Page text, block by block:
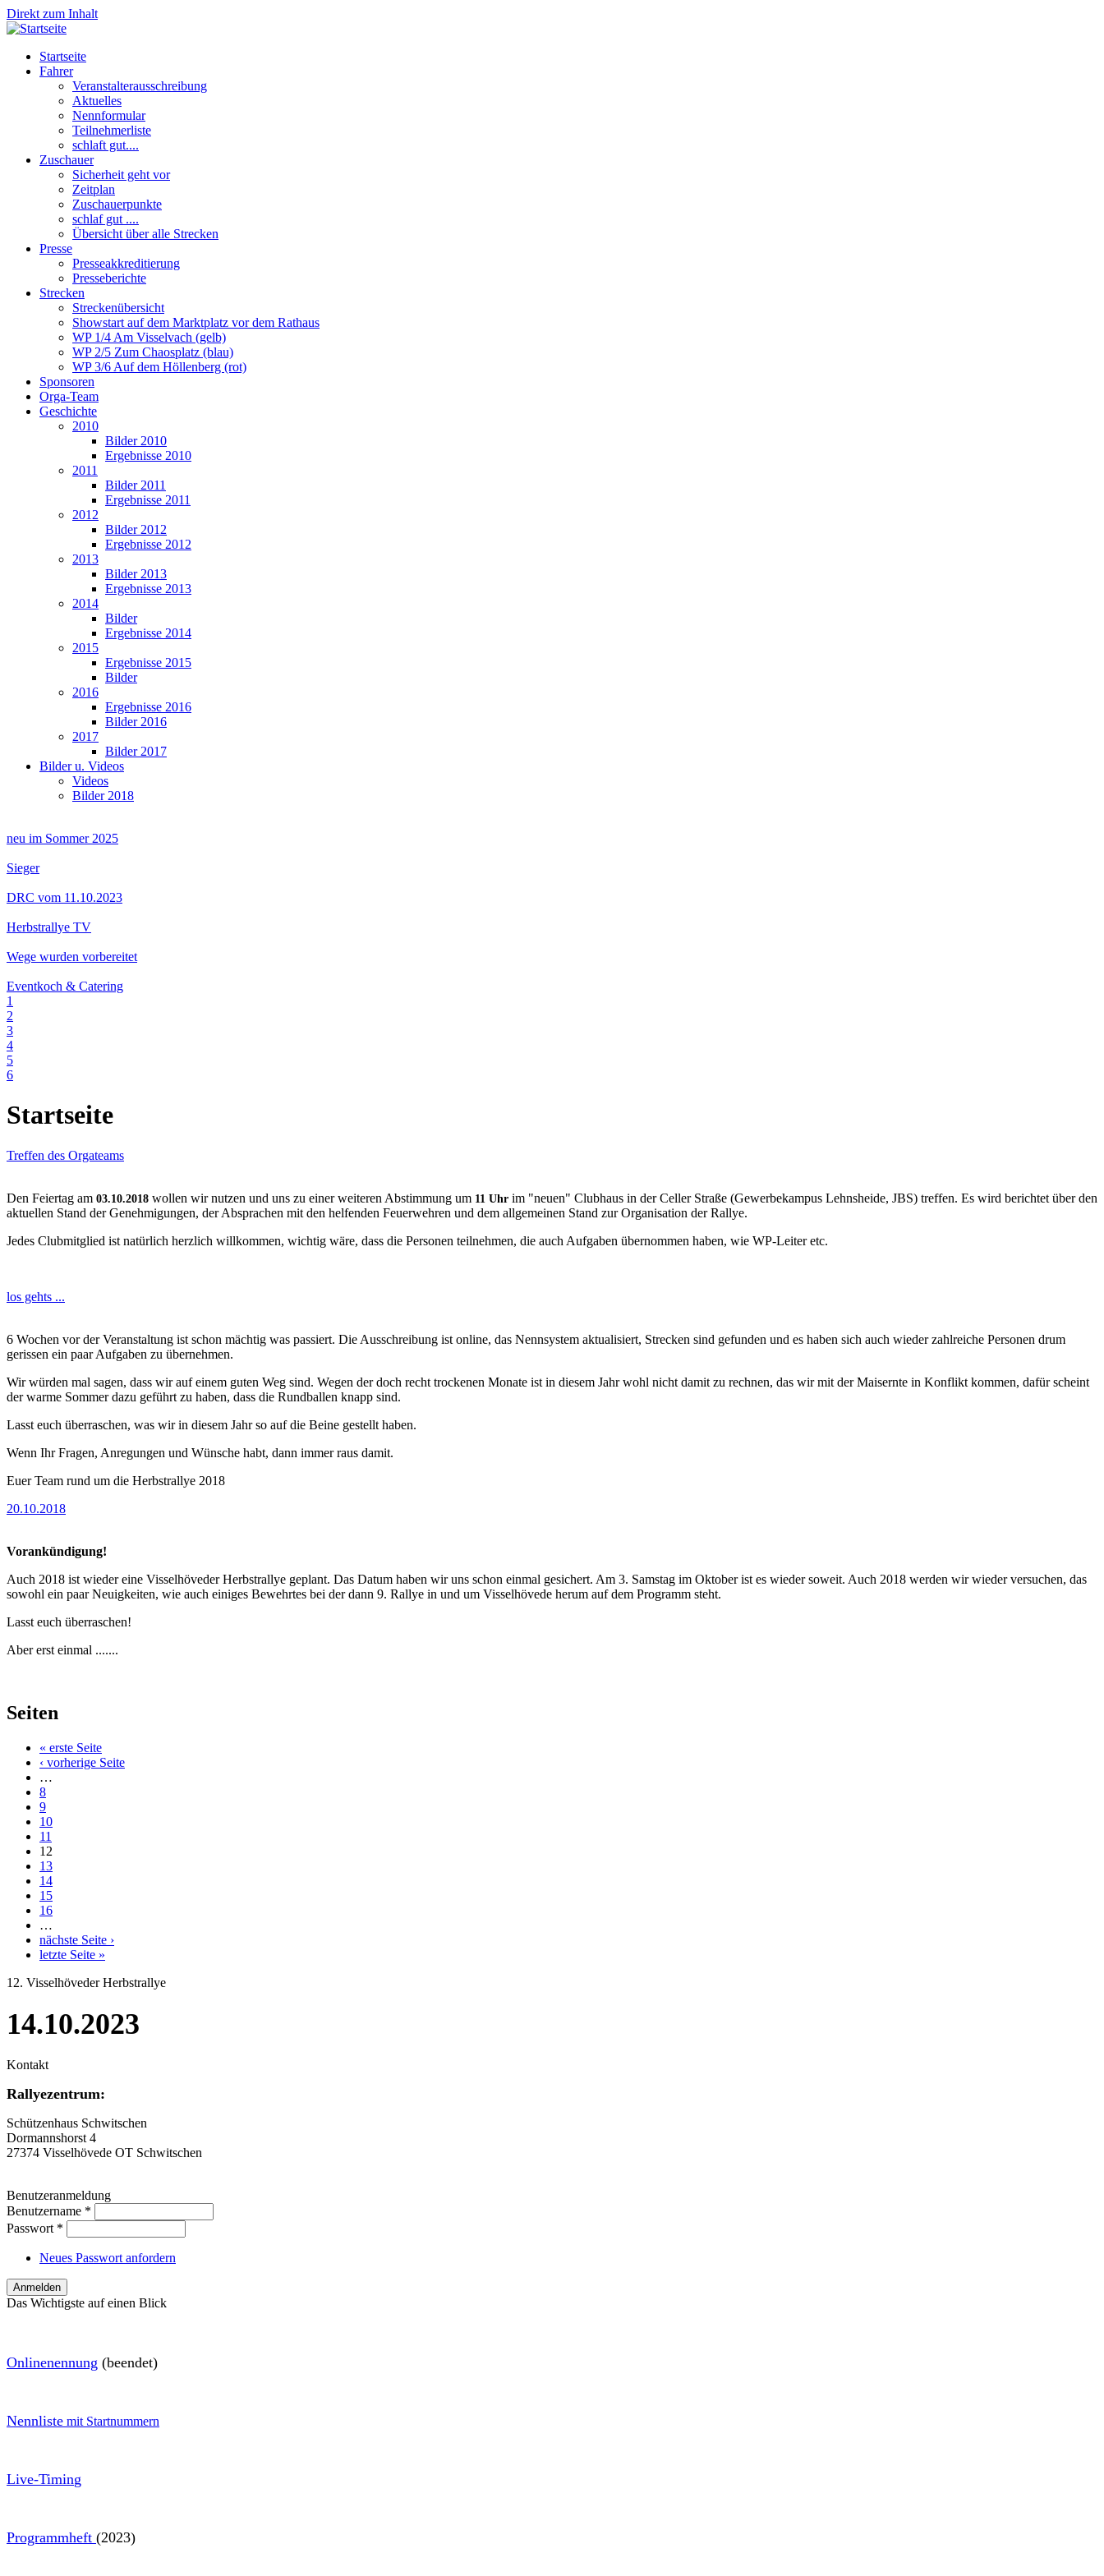
Direkt zum Inhalt
Startseite
Fahrer
Veranstalterausschreibung
Aktuelles
Nennformular
Teilnehmerliste
schlaft gut....
Zuschauer
Sicherheit geht vor
Zeitplan
Zuschauerpunkte
schlaf gut ....
Übersicht über alle Strecken
Presse
Presseakkreditierung
Presseberichte
Strecken
Streckenübersicht
Showstart auf dem Marktplatz vor dem Rathaus
WP 1/4 Am Visselvach (gelb)
WP 2/5 Zum Chaosplatz (blau)
WP 3/6 Auf dem Höllenberg (rot)
Sponsoren
Orga-Team
Geschichte
2010
Bilder 2010
Ergebnisse 2010
2011
Bilder 2011
Ergebnisse 2011
2012
Bilder 2012
Ergebnisse 2012
2013
Bilder 2013
Ergebnisse 2013
2014
Bilder
Ergebnisse 2014
2015
Ergebnisse 2015
Bilder
2016
Ergebnisse 2016
Bilder 2016
2017
Bilder 2017
Bilder u. Videos
Videos
Bilder 2018
neu im Sommer 2025
Sieger
DRC vom 11.10.2023
Herbstrallye TV
Wege wurden vorbereitet
Eventkoch & Catering
1
2
3
4
5
6
Startseite
Treffen des Orgateams
Den Feiertag am 03.10.2018 wollen wir nutzen und uns zu einer weiteren Abstimmung um 11 Uhr im "neuen" Clubhaus in der Celler Straße (Gewerbekampus Lehnsheide, JBS) treffen. Es wird berichtet über den
aktuellen Stand der Genehmigungen, der Absprachen mit den helfenden Feuerwehren und dem allgemeinen Stand zur Organisation der Rallye.
Jedes Clubmitglied ist natürlich herzlich willkommen, wichtig wäre, dass die Personen teilnehmen, die auch Aufgaben übernommen haben, wie WP-Leiter etc.
los gehts ...
6 Wochen vor der Veranstaltung ist schon mächtig was passiert. Die Ausschreibung ist online, das Nennsystem aktualisiert, Strecken sind gefunden und es haben sich auch wieder zahlreiche Personen drum
gerissen ein paar Aufgaben zu übernehmen.
Wir würden mal sagen, dass wir auf einem guten Weg sind. Wegen der doch recht trockenen Monate ist in diesem Jahr wohl nicht damit zu rechnen, das wir mit der Maisernte in Konflikt kommen, dafür scheint
der warme Sommer dazu geführt zu haben, dass die Rundballen knapp sind.
Lasst euch überraschen, was wir in diesem Jahr so auf die Beine gestellt haben.
Wenn Ihr Fragen, Anregungen und Wünsche habt, dann immer raus damit.
Euer Team rund um die Herbstrallye 2018
20.10.2018
Vorankündigung!
Auch 2018 ist wieder eine Visselhöveder Herbstrallye geplant. Das Datum haben wir uns schon einmal gesichert. Am 3. Samstag im Oktober ist es wieder soweit. Auch 2018 werden wir wieder versuchen, das
sowohl ein paar Neuigkeiten, wie auch einiges Bewehrtes bei der dann 9. Rallye in und um Visselhövede herum auf dem Programm steht.
Lasst euch überraschen!
Aber erst einmal .......
Seiten
« erste Seite
‹ vorherige Seite
…
8
9
10
11
12
13
14
15
16
…
nächste Seite ›
letzte Seite »
12. Visselhöveder Herbstrallye
14.10.2023
Kontakt
Rallyezentrum:
Schützenhaus Schwitschen
Dormannshorst 4
27374 Visselhövede OT Schwitschen
Benutzeranmeldung
Benutzername *
Passwort *
Neues Passwort anfordern
Das Wichtigste auf einen Blick
Onlinenennung (beendet)
Nennliste mit Startnummern
Live-Timing
Programmheft (2023)